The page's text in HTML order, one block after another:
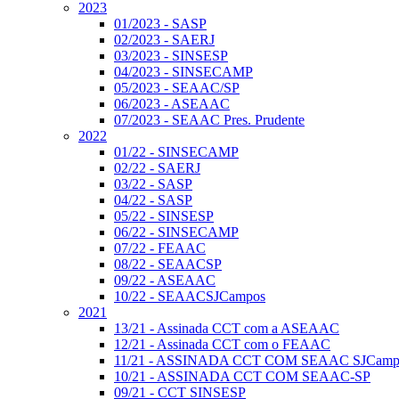
2023
01/2023 - SASP
02/2023 - SAERJ
03/2023 - SINSESP
04/2023 - SINSECAMP
05/2023 - SEAAC/SP
06/2023 - ASEAAC
07/2023 - SEAAC Pres. Prudente
2022
01/22 - SINSECAMP
02/22 - SAERJ
03/22 - SASP
04/22 - SASP
05/22 - SINSESP
06/22 - SINSECAMP
07/22 - FEAAC
08/22 - SEAACSP
09/22 - ASEAAC
10/22 - SEAACSJCampos
2021
13/21 - Assinada CCT com a ASEAAC
12/21 - Assinada CCT com o FEAAC
11/21 - ASSINADA CCT COM SEAAC
10/21 - ASSINADA CCT COM SEAAC-SP
09/21 - CCT SINSESP